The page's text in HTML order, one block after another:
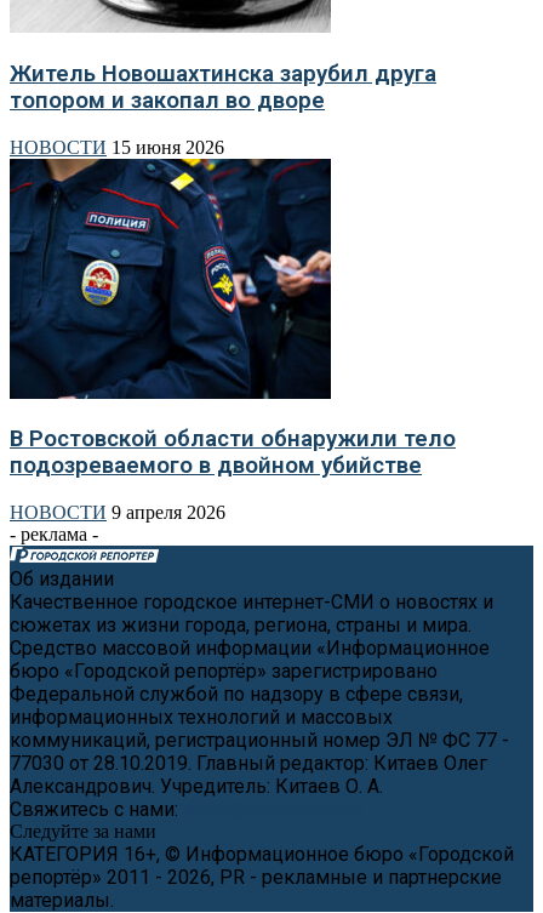
Житель Новошахтинска зарубил друга
топором и закопал во дворе
НОВОСТИ 15 июня 2026
В Ростовской области обнаружили тело
подозреваемого в двойном убийстве
НОВОСТИ 9 апреля 2026
- реклама -
Об издании
Качественное городское интернет-СМИ о новостях и
сюжетах из жизни города, региона, страны и мира.
Средство массовой информации «Информационное
бюро «Городской репортёр» зарегистрировано
Федеральной службой по надзору в сфере связи,
информационных технологий и массовых
коммуникаций, регистрационный номер ЭЛ № ФС 77 -
77030 от 28.10.2019. Главный редактор: Китаев Олег
Александрович. Учредитель: Китаев О. А.
Свяжитесь с нами:
Следуйте за нами
КАТЕГОРИЯ 16+, © Информационное бюро «Городской
репортёр» 2011 - 2026, PR - рекламные и партнерские
материалы.